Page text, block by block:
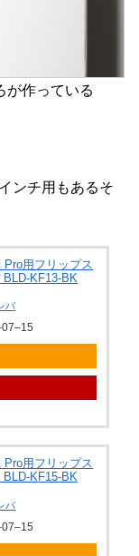
が作っている
ンチ用もあるそ
用フリップス
KF13-BK
バ
用フリップス
KF15-BK
バ